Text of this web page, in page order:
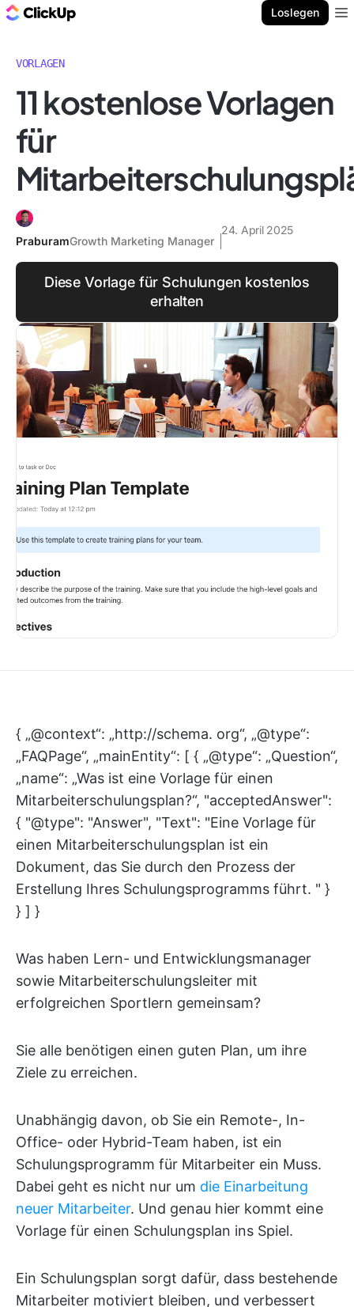
Loslegen
VORLAGEN
11 kostenlose Vorlagen
für
PraburamGrowth Marketing Manager
24. April 2025
Diese Vorlage für Schulungen kostenlos
erhalten
{ „@context“: „http://schema. org“, „@type“:
„FAQPage“, „mainEntity“: [ { „@type“: „Question“,
„name“: „Was ist eine Vorlage für einen
Mitarbeiterschulungsplan?“, "acceptedAnswer":
{ "@type": "Answer", "Text": "Eine Vorlage für
einen Mitarbeiterschulungsplan ist ein
Dokument, das Sie durch den Prozess der
Erstellung Ihres Schulungsprogramms führt. " }
} ] }
Was haben Lern- und Entwicklungsmanager
sowie Mitarbeiterschulungsleiter mit
erfolgreichen Sportlern gemeinsam?
Sie alle benötigen einen guten Plan, um ihre
Ziele zu erreichen.
Unabhängig davon, ob Sie ein Remote-, In-
Office- oder Hybrid-Team haben, ist ein
Schulungsprogramm für Mitarbeiter ein Muss.
Dabei geht es nicht nur um die Einarbeitung
neuer Mitarbeiter. Und genau hier kommt eine
Vorlage für einen Schulungsplan ins Spiel.
Ein Schulungsplan sorgt dafür, dass bestehende
Mitarbeiter motiviert bleiben, und verbessert